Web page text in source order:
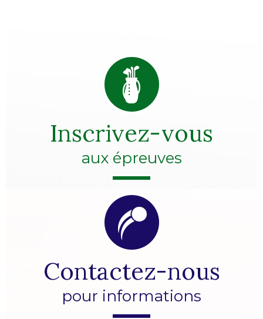
Inscrivez-vous
aux épreuves
Contactez-nous
pour informations